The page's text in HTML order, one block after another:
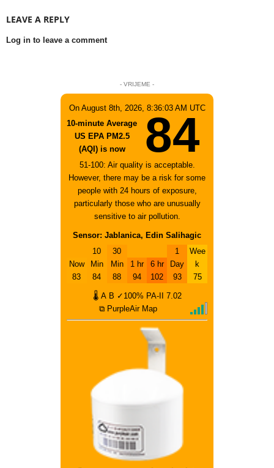
LEAVE A REPLY
Log in to leave a comment
- VRIJEME -
On August 8th, 2026, 8:36:03 AM UTC
10-minute Average
US EPA PM2.5
(AQI) is now
84
51-100: Air quality is acceptable.
However, there may be a risk for some
people with 24 hours of exposure,
particularly those who are unusually
sensitive to air pollution.
Sensor: Jablanica, Edin Salihagic
Now
83
10
Min
84
30
Min
88
1 hr
94
6 hr
102
1
Day
93
Wee
k
75
🌡 A B ✓100% PA-II
7.02
⧉ PurpleAir Map